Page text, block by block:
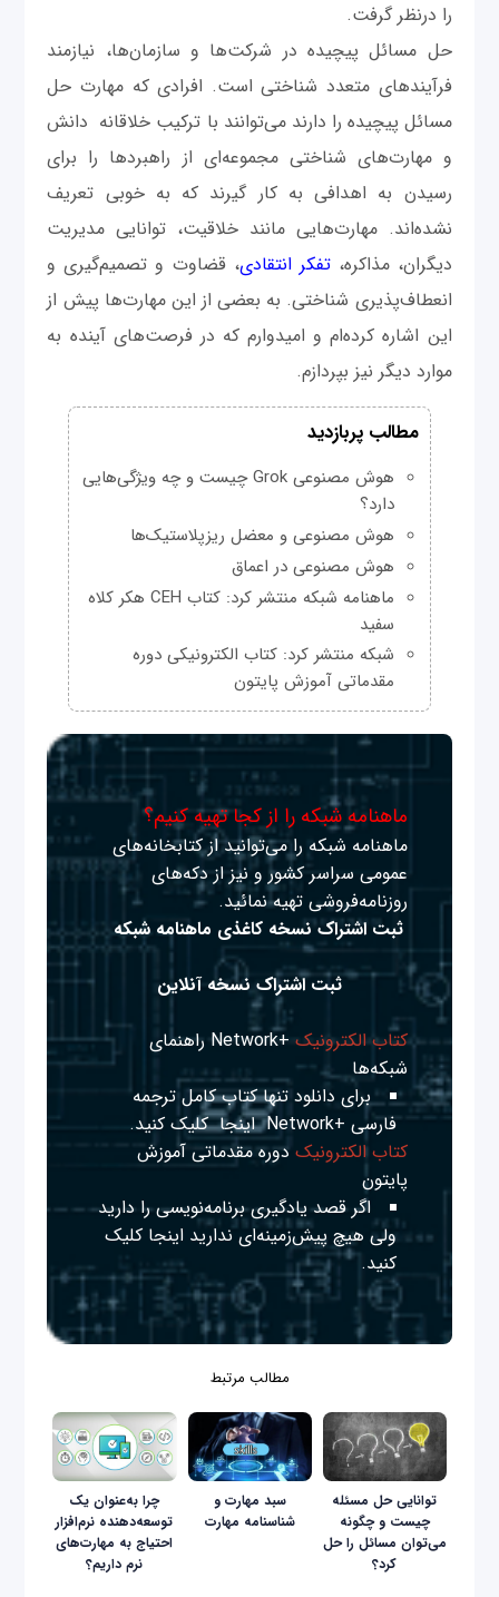
را درنظر گرفت.
حل مسائل پیچیده در شرکت‌ها و سازمان‌ها، نیازمند
فرآیندهای متعدد شناختی است. افرادی که مهارت حل
مسائل پیچیده را دارند می‌توانند با ترکیب خلاقانه دانش
و مهارت‌های شناختی مجموعه‌ای از راهبردها را برای
رسیدن به اهدافی به کار گیرند که به خوبی تعریف
نشده‌اند. مهارت‌هایی مانند خلاقیت، توانایی مدیریت
دیگران، مذاکره،تفکر انتقادی، قضاوت و تصمیم‌گیری و
انعطاف‌پذیری شناختی. به بعضی از این مهارت‌ها پیش از
این اشاره کرده‌ام و امیدوارم که در فرصت‌های آینده به
موارد دیگر نیز بپردازم.
مطالب پربازدید
هوش مصنوعی Grok چیست و چه ویژگی‌هایی
دارد؟
هوش مصنوعی و معضل ریزپلاستیک‌ها
هوش مصنوعی در اعماق
ماهنامه شبکه منتشر کرد: کتاب CEH هکر کلاه
سفید
شبکه منتشر کرد: کتاب الکترونیکی دوره
مقدماتی آموزش پایتون
ماهنامه شبکه را از کجا تهیه کنیم؟
ماهنامه شبکه را می‌توانید از کتابخانه‌های
عمومی سراسر کشور و نیز از دکه‌های
روزنامه‌فروشی تهیه نمائید.
ثبت اشتراک نسخه کاغذی ماهنامه شبکه
ثبت اشتراک نسخه آنلاین
کتاب الکترونیک
+Network راهنمای
شبکه‌ها
برای دانلود تنها کتاب کامل ترجمه
فارسی +Network
اینجا کلیک کنید.
کتاب الکترونیک دوره مقدماتی آموزش
پایتون
اگر قصد یادگیری برنامه‌نویسی را دارید
ولی هیچ پیش‌زمینه‌ای نداریداینجا کلیک
کنید.
مطالب مرتبط
توانایی حل مسئله
چیست و چگونه
می‌توان مسائل را حل
کرد؟
سبد مهارت و
شناسنامه مهارت
چرا به‌عنوان یک
توسعه‌دهنده نرم‌افزار
احتیاج به مهارت‌های
نرم داریم؟